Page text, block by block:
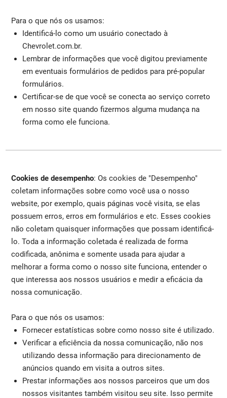
Para o que nós os usamos:
Identificá-lo como um usuário conectado à
Chevrolet.com.br.
Lembrar de informações que você digitou previamente
em eventuais formulários de pedidos para pré-popular
formulários.
Certificar-se de que você se conecta ao serviço correto
em nosso site quando fizermos alguma mudança na
forma como ele funciona.
Cookies de desempenho: Os cookies de "Desempenho"
coletam informações sobre como você usa o nosso
website, por exemplo, quais páginas você visita, se elas
possuem erros, erros em formulários e etc. Esses cookies
não coletam quaisquer informações que possam identificá-
lo. Toda a informação coletada é realizada de forma
codificada, anônima e somente usada para ajudar a
melhorar a forma como o nosso site funciona, entender o
que interessa aos nossos usuários e medir a eficácia da
nossa comunicação.
Para o que nós os usamos:
Fornecer estatísticas sobre como nosso site é utilizado.
Verificar a eficiência da nossa comunicação, não nos
utilizando dessa informação para direcionamento de
anúncios quando em visita a outros sites.
Prestar informações aos nossos parceiros que um dos
nossos visitantes também visitou seu site. Isso permite